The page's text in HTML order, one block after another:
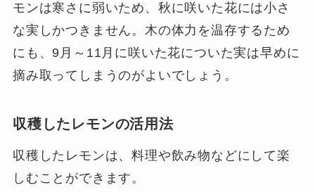
モンは寒さに弱いため、秋に咲いた花には小さ
な実しかつきません。木の体力を温存するため
にも、9月～11月に咲いた花についた実は早めに
摘み取ってしまうのがよいでしょう。
収穫したレモンの活用法
収穫したレモンは、料理や飲み物などにして楽
しむことができます。